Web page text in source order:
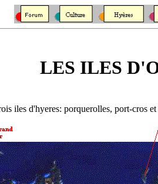
LES ILES
iles d'hyeres: porquerolles, port-cros